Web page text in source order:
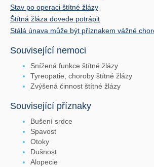
Stav po operaci štítné žlázy
Štítná žláza dovede potrápit
Stálá únava může být příznakem vážné
Související nemoci
Snížená funkce štítné žlázy
Tyreopatie, choroby štítné žlázy
Zvýšená činnost štítné žlázy
Související příznaky
Bušení srdce
Spavost
Otoky
Dušnost
Alopecie